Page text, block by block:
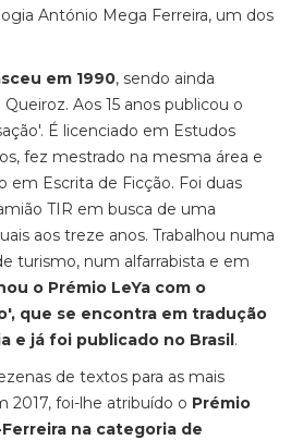
António Mega Ferreira, um dos
em 1990, sendo ainda
Aos 15 anos publicou o
É licenciado em Estudos
fez mestrado na mesma área e
em Escrita de Ficção. Foi duas
TIR em busca de uma
aos treze anos. Trabalhou numa
turismo, num alfarrabista e em
o Prémio LeYa com o
que se encontra em tradução
e já foi publicado no Brasil.
de textos para as mais
2017, foi-lhe atribuído o Prémio
na categoria de